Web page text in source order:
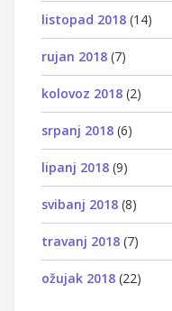
listopad 2018 (14)
rujan 2018 (7)
kolovoz 2018 (2)
srpanj 2018 (6)
lipanj 2018 (9)
svibanj 2018 (8)
travanj 2018 (7)
ožujak 2018 (22)